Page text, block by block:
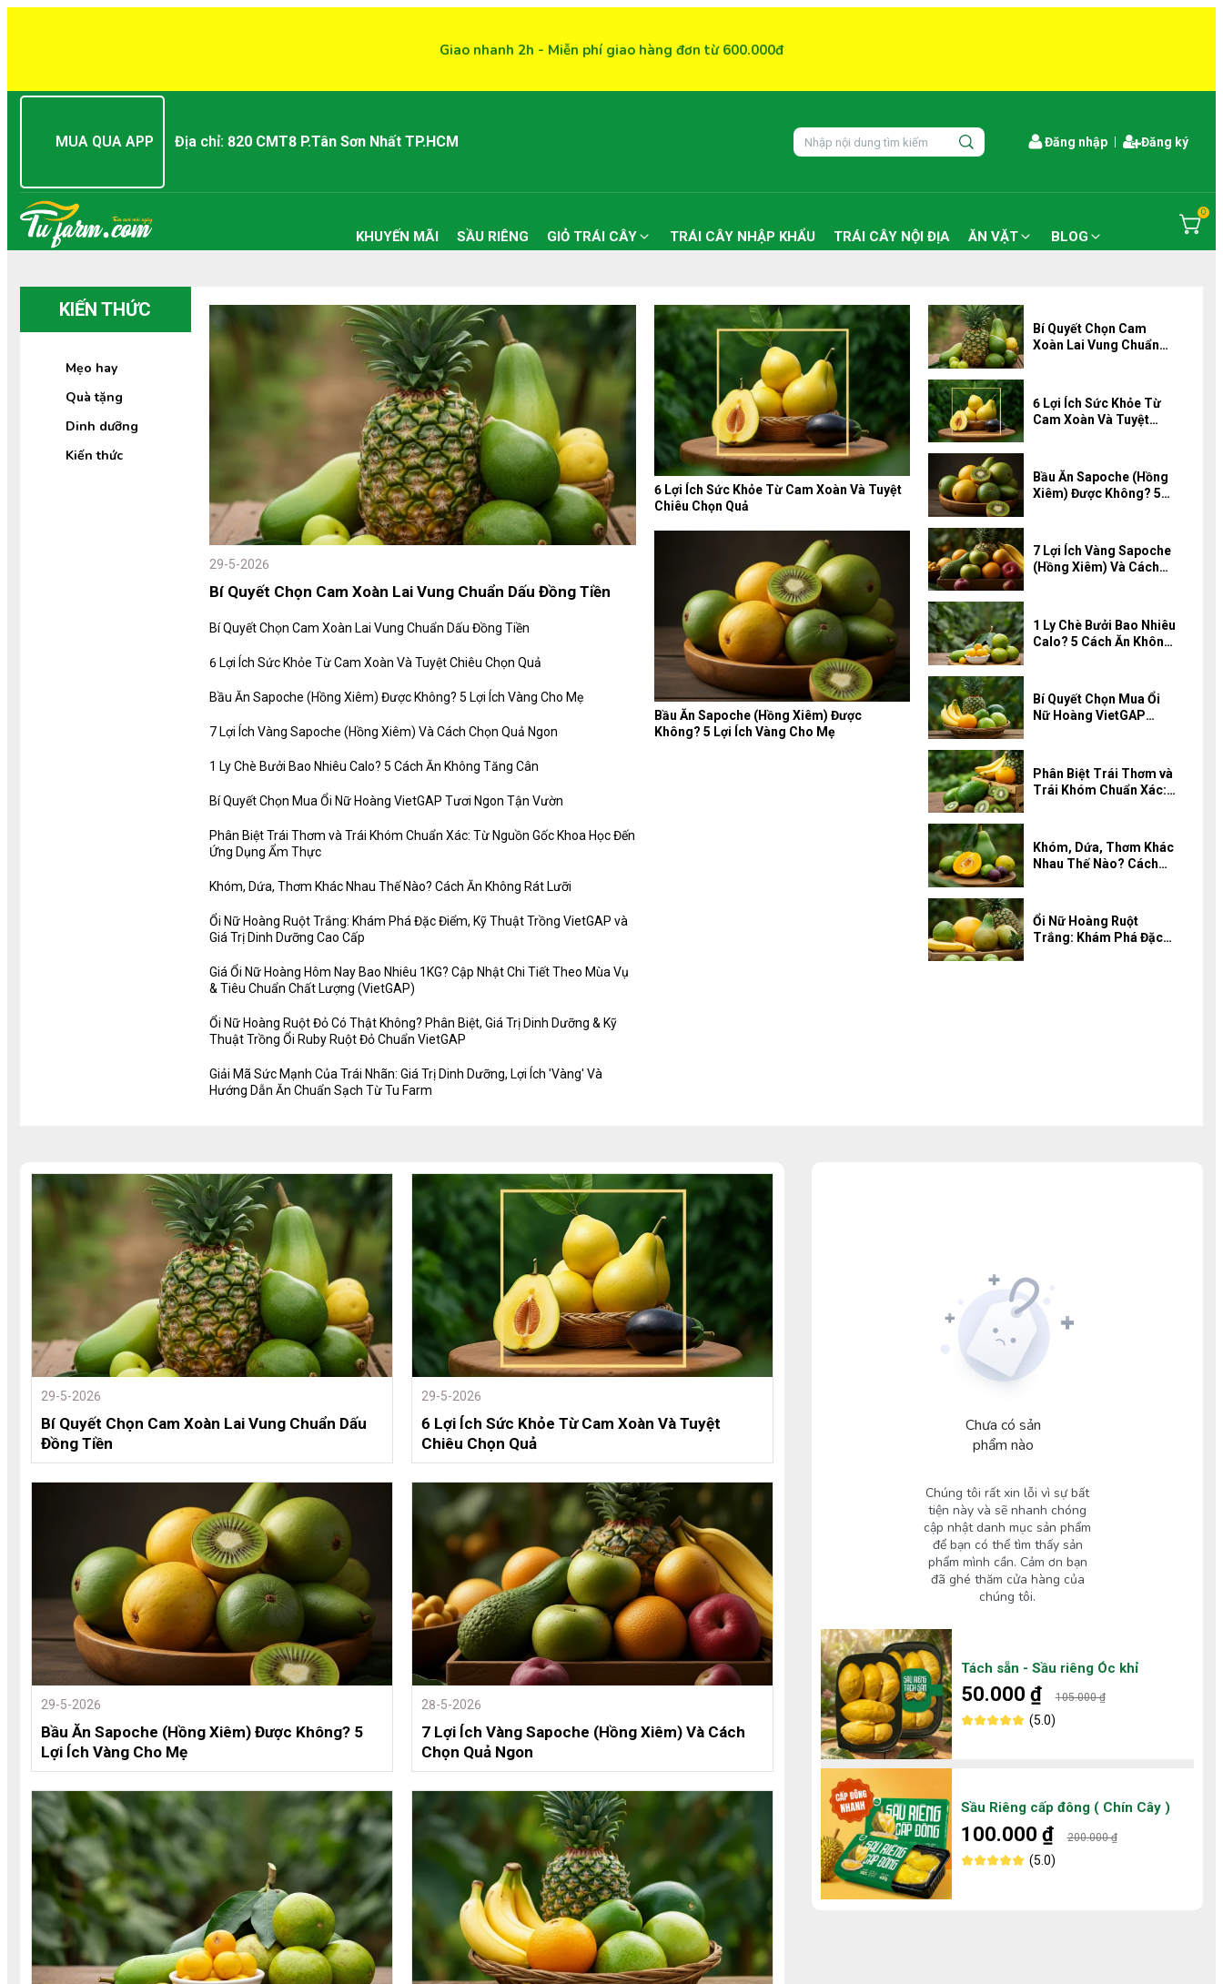
Giao nhanh 2h - Miễn phí giao hàng đơn từ 600.000đ
MUA QUA APP Địa chỉ: 820 CMT8 P.Tân Sơn Nhất TP.HCM Đăng nhập Đăng ký
KHUYẾN MÃI SẦU RIÊNG GIỎ TRÁI CÂY TRÁI CÂY NHẬP KHẨU TRÁI CÂY NỘI ĐỊA ĂN VẶT BLOG
0
KIẾN THỨC
Mẹo hay
Quà tặng
Dinh dưỡng
Kiến thức
29-5-2026
Bí Quyết Chọn Cam Xoàn Lai Vung Chuẩn Dấu Đồng Tiền
Bí Quyết Chọn Cam Xoàn Lai Vung Chuẩn Dấu Đồng Tiền
6 Lợi Ích Sức Khỏe Từ Cam Xoàn Và Tuyệt Chiêu Chọn Quả
Bầu Ăn Sapoche (Hồng Xiêm) Được Không? 5 Lợi Ích Vàng Cho Mẹ
7 Lợi Ích Vàng Sapoche (Hồng Xiêm) Và Cách Chọn Quả Ngon
1 Ly Chè Bưởi Bao Nhiêu Calo? 5 Cách Ăn Không Tăng Cân
Bí Quyết Chọn Mua Ổi Nữ Hoàng VietGAP Tươi Ngon Tận Vườn
Phân Biệt Trái Thơm và Trái Khóm Chuẩn Xác: Từ Nguồn Gốc Khoa Học Đến
Ứng Dụng Ẩm Thực
Khóm, Dứa, Thơm Khác Nhau Thế Nào? Cách Ăn Không Rát Lưỡi
Ổi Nữ Hoàng Ruột Trắng: Khám Phá Đặc Điểm, Kỹ Thuật Trồng VietGAP và
Giá Trị Dinh Dưỡng Cao Cấp
Giá Ổi Nữ Hoàng Hôm Nay Bao Nhiêu 1KG? Cập Nhật Chi Tiết Theo Mùa Vụ
& Tiêu Chuẩn Chất Lượng (VietGAP)
Ổi Nữ Hoàng Ruột Đỏ Có Thật Không? Phân Biệt, Giá Trị Dinh Dưỡng & Kỹ
Thuật Trồng Ổi Ruby Ruột Đỏ Chuẩn VietGAP
Giải Mã Sức Mạnh Của Trái Nhãn: Giá Trị Dinh Dưỡng, Lợi Ích 'Vàng' Và
Hướng Dẫn Ăn Chuẩn Sạch Từ Tu Farm
6 Lợi Ích Sức Khỏe Từ Cam Xoàn Và Tuyệt
Chiêu Chọn Quả
Bầu Ăn Sapoche (Hồng Xiêm) Được
Không? 5 Lợi Ích Vàng Cho Mẹ
Bí Quyết Chọn Cam
Xoàn Lai Vung Chuẩn
6 Lợi Ích Sức Khỏe Từ
Cam Xoàn Và Tuyệt
Bầu Ăn Sapoche (Hồng
Xiêm) Được Không? 5
7 Lợi Ích Vàng Sapoche
(Hồng Xiêm) Và Cách
1 Ly Chè Bưởi Bao Nhiêu
Calo? 5 Cách Ăn Không
Bí Quyết Chọn Mua Ổi
Nữ Hoàng VietGAP
Phân Biệt Trái Thơm và
Trái Khóm Chuẩn Xác:
Thực
Khóm, Dứa, Thơm Khác
Nhau Thế Nào? Cách
Ổi Nữ Hoàng Ruột
Trắng: Khám Phá Đặc
29-5-2026
Bí Quyết Chọn Cam Xoàn Lai Vung Chuẩn Dấu
Đồng Tiền
29-5-2026
6 Lợi Ích Sức Khỏe Từ Cam Xoàn Và Tuyệt
Chiêu Chọn Quả
29-5-2026
Bầu Ăn Sapoche (Hồng Xiêm) Được Không? 5
Lợi Ích Vàng Cho Mẹ
28-5-2026
7 Lợi Ích Vàng Sapoche (Hồng Xiêm) Và Cách
Chọn Quả Ngon
Tách sẵn - Sầu riêng Óc khỉ
50.000 ₫ 105.000 ₫
(5.0)
Sầu Riêng cấp đông ( Chín Cây )
100.000 ₫ 200.000 ₫
(5.0)
Chưa có sản
phẩm nào
Chúng tôi rất xin lỗi vì sự bất
tiện này và sẽ nhanh chóng
cập nhật danh mục sản phẩm
để bạn có thể tìm thấy sản
phẩm mình cần. Cảm ơn bạn
đã ghé thăm cửa hàng của
chúng tôi.